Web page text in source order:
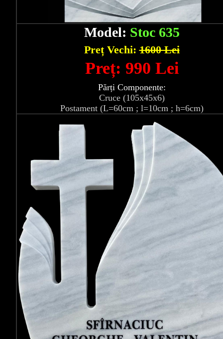
Model: Stoc 635
Preț Vechi:1600 Lei
Preț: 990 Lei
Părți Componente:
Cruce (105x45x6)
Postament (L=60cm ; l=10cm ; h=6cm)